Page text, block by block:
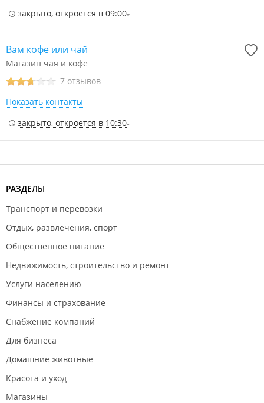
закрыто, откроется в 09:00
Вам кофе или чай
Магазин чая и кофе
7 отзывов
Показать контакты
закрыто, откроется в 10:30
РАЗДЕЛЫ
Транспорт и перевозки
Отдых, развлечения, спорт
Общественное питание
Недвижимость, строительство и ремонт
Услуги населению
Финансы и страхование
Снабжение компаний
Для бизнеса
Домашние животные
Красота и уход
Магазины